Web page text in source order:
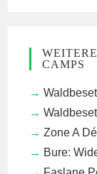
CAMPS
Zone A
Bure: